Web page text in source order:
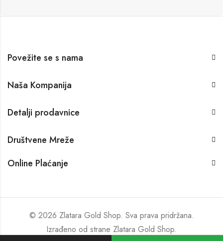
Povežite se s nama
Naša Kompanija
Detalji prodavnice
Društvene Mreže
Online Plaćanje
© 2026 Zlatara Gold Shop. Sva prava pridržana.
Izrađeno od strane Zlatara Gold Shop.